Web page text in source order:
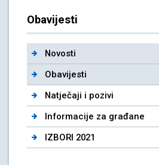
Obavijesti
Novosti
Obavijesti
Natječaji i pozivi
Informacije za građane
IZBORI 2021